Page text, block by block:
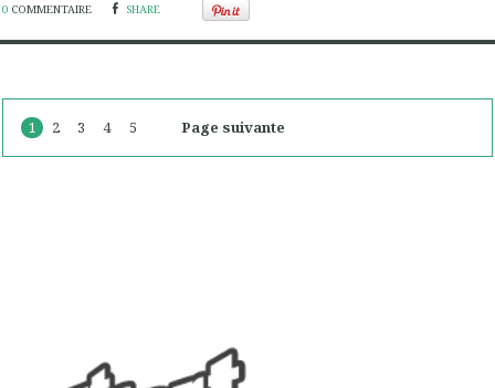
0 COMMENTAIRE SHARE
1 2 3 4 5 Page suivante